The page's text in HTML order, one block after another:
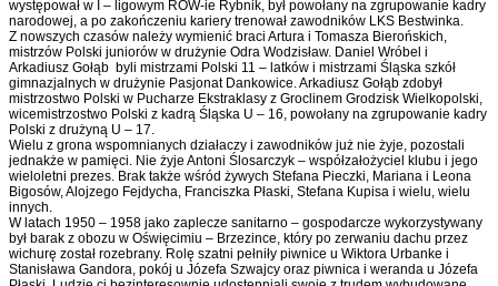
występował w I – ligowym ROW-ie Rybnik, był powołany na zgrupowanie kadry
narodowej, a po zakończeniu kariery trenował zawodników LKS Bestwinka.
Z nowszych czasów należy wymienić braci Artura i Tomasza Bierońskich,
mistrzów Polski juniorów w drużynie Odra Wodzisław. Daniel Wróbel i
Arkadiusz Gołąb byli mistrzami Polski 11 – latków i mistrzami Śląska szkół
gimnazjalnych w drużynie Pasjonat Dankowice. Arkadiusz Gołąb zdobył
mistrzostwo Polski w Pucharze Ekstraklasy z Groclinem Grodzisk Wielkopolski,
wicemistrzostwo Polski z kadrą Śląska U – 16, powołany na zgrupowanie kadry
Polski z drużyną U – 17.
Wielu z grona wspomnianych działaczy i zawodników już nie żyje, pozostali
jednakże w pamięci. Nie żyje Antoni Ślosarczyk – współzałożyciel klubu i jego
wieloletni prezes. Brak także wśród żywych Stefana Pieczki, Mariana i Leona
Bigosów, Alojzego Fejdycha, Franciszka Płaski, Stefana Kupisa i wielu, wielu
innych.
W latach 1950 – 1958 jako zaplecze sanitarno – gospodarcze wykorzystywany
był barak z obozu w Oświęcimiu – Brzezince, który po zerwaniu dachu przez
wichurę został rozebrany. Rolę szatni pełniły piwnice u Wiktora Urbanke i
Stanisława Gandora, pokój u Józefa Szwajcy oraz piwnica i weranda u Józefa